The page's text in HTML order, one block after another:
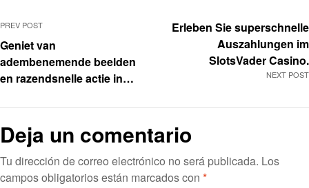
PREV POST
Geniet van
adembenemende beelden
en razendsnelle actie in
NEXT POST
Erleben Sie superschnelle
Auszahlungen im
SlotsVader Casino.
Deja un comentario
Tu dirección de correo electrónico no será publicada. Los
campos obligatorios están marcados con *